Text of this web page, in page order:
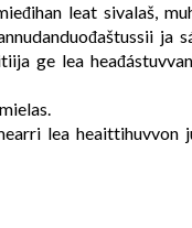
leat sivalaš,
ja
ge lea
lea heaittihuvvon